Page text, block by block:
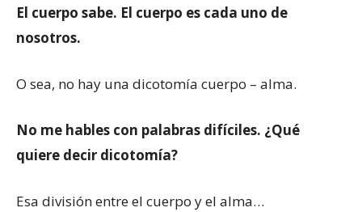
El cuerpo sabe. El cuerpo es cada uno de
nosotros.
O sea, no hay una dicotomía cuerpo – alma.
No me hables con palabras difíciles. ¿Qué
quiere decir dicotomía?
Esa división entre el cuerpo y el alma…